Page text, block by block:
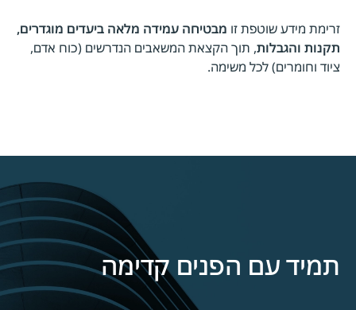
זרימת מידע שוטפת זו מבטיחה עמידה מלאה ביעדים מוגדרים,
תקנות והגבלות, תוך הקצאת המשאבים הנדרשים (כוח אדם,
ציוד וחומרים) לכל משימה.
תמיד עם הפנים קדימה